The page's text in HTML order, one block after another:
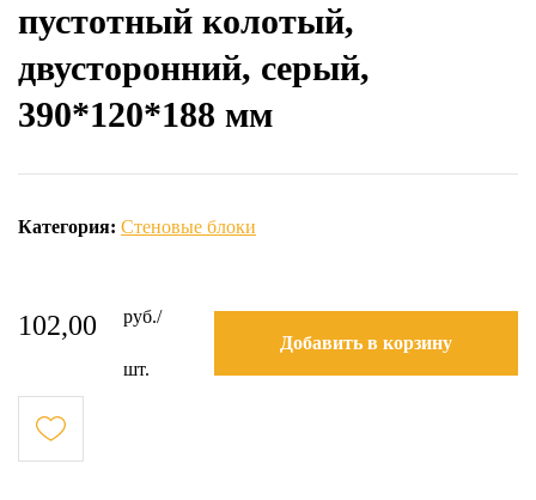
пустотный колотый,
двусторонний, серый,
390*120*188 мм
Категория: Стеновые блоки
102,00 руб./
шт.
Добавить в корзину